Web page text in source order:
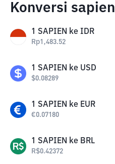
Konversi sapien
1 SAPIEN ke IDR
Rp1,483.52
1 SAPIEN ke USD
$0.08289
1 SAPIEN ke EUR
€0.07180
1 SAPIEN ke BRL
R$0.42372